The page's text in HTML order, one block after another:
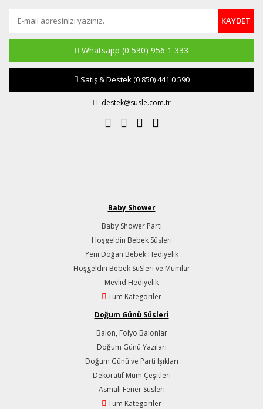
KAYDET
Whatsapp (0 530) 956 1 333
Satış & Destek(0 850) 441 0 590
destek@susle.com.tr
Baby Shower
Baby Shower Parti
Hoşgeldin Bebek Süsleri
Yeni Doğan Bebek Hediyelik
Hoşgeldin Bebek SüSleri ve Mumlar
Mevlid Hediyelik
Tüm Kategoriler
Doğum Günü Süsleri
Balon, Folyo Balonlar
Doğum Günü Yazıları
Doğum Günü ve Parti Işıkları
Dekoratif Mum Çeşitleri
Asmalı Fener Süsleri
Tüm Kategoriler